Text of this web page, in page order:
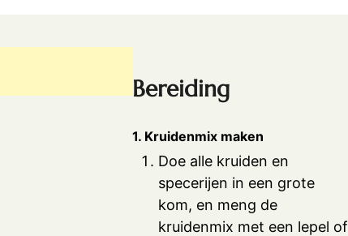
Bereiding
1. Kruidenmix maken
Doe alle kruiden en
specerijen in een grote
kom, en meng de
kruidenmix met een lepel of